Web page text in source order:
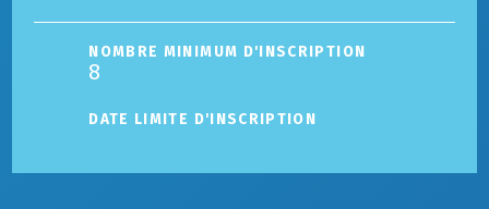
NOMBRE MINIMUM D'INSCRIPTION
8
DATE LIMITE D'INSCRIPTION